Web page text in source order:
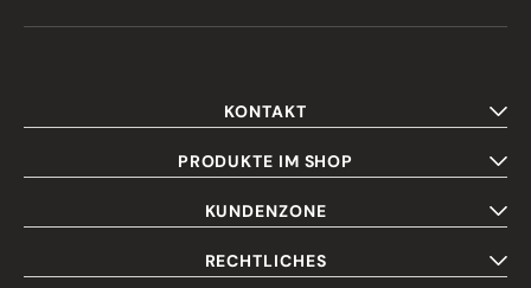
KONTAKT
PRODUKTE IM SHOP
KUNDENZONE
RECHTLICHES